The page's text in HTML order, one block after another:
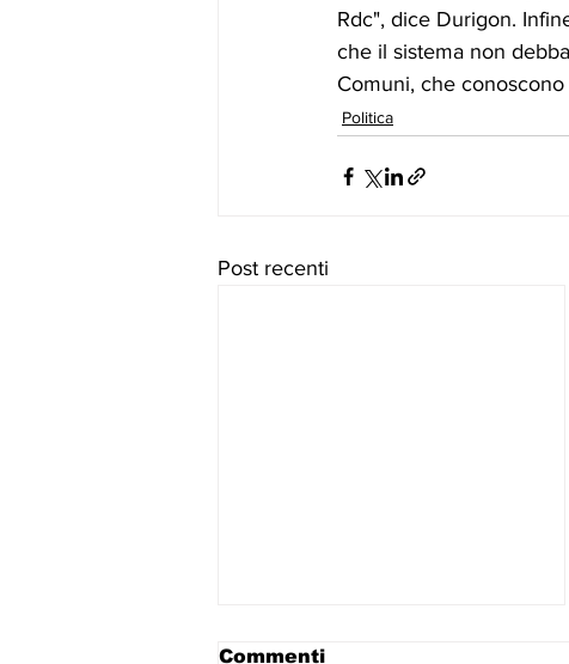
Rdc", dice Durigon.
che il sistema non
Comuni, che
Politica
Post recenti
Commenti